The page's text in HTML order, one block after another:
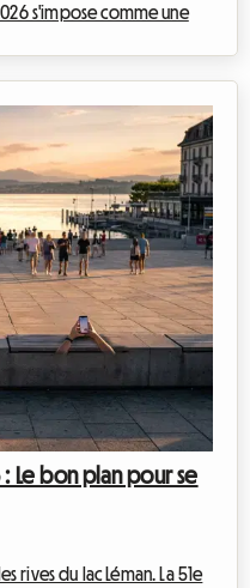
s'impose comme une
Cependant, un
: Le bon plan pour se
rives du lac Léman. La 51e